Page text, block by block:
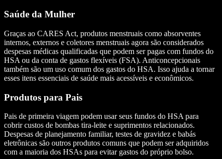
Saúde da Mulher
Graças ao CARES Act, produtos menstruais como absorventes
internos, externos e coletores menstruais agora são considerados
despesas médicas qualificadas que podem ser pagas com fundos do
HSA ou da conta de gastos flexíveis (FSA). Anticoncepcionais
também são um uso comum dos gastos do HSA. Isso ajuda a tornar
esses itens essenciais de saúde mais acessíveis e econômicos.
Produtos para Pais
Pais de primeira viagem podem usar seus fundos do HSA para
cobrir custos de bombas tira-leite e suprimentos relacionados.
Despesas de planejamento familiar, testes de gravidez e babás
eletrônicas são outros produtos comuns que podem ser adquiridos
com a maioria dos HSAs para evitar gastos do próprio bolso.